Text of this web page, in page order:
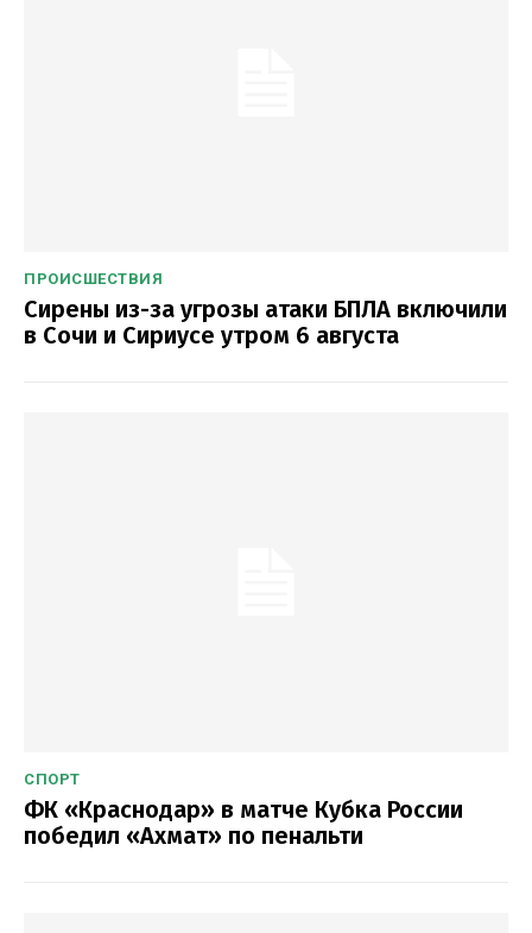
ПРОИСШЕСТВИЯ
Сирены из-за угрозы атаки БПЛА включили
в Сочи и Сириусе утром 6 августа
СПОРТ
ФК «Краснодар» в матче Кубка России
победил «Ахмат» по пенальти